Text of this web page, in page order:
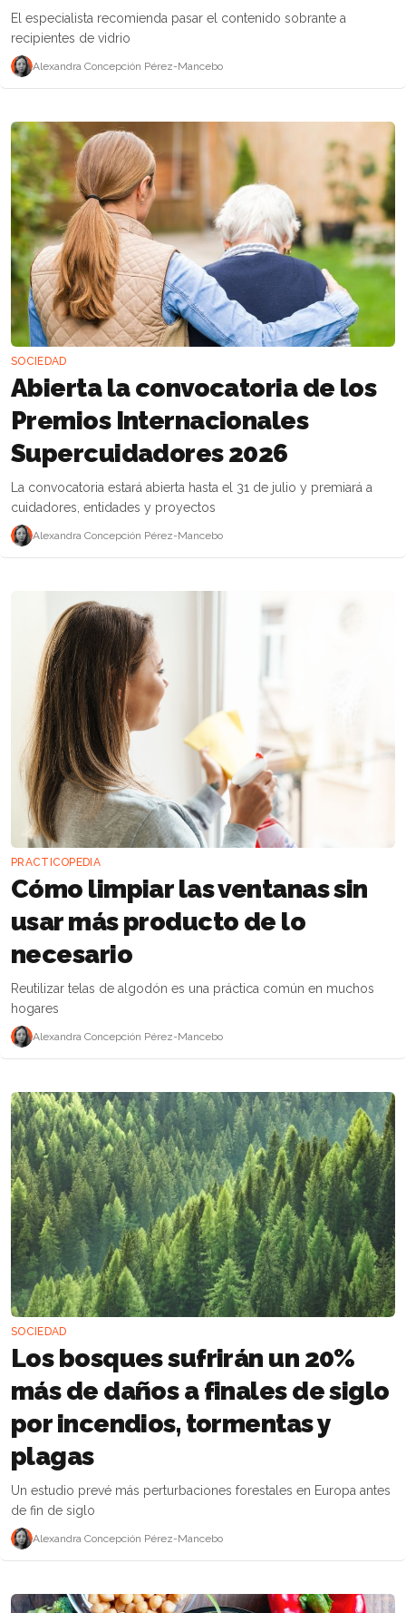
El especialista recomienda pasar el contenido sobrante a
recipientes de vidrio
Alexandra Concepción Pérez-Mancebo
SOCIEDAD
Abierta la convocatoria de los
Premios Internacionales
Supercuidadores 2026
La convocatoria estará abierta hasta el 31 de julio y premiará a
cuidadores, entidades y proyectos
Alexandra Concepción Pérez-Mancebo
PRACTICOPEDIA
Cómo limpiar las ventanas sin
usar más producto de lo
necesario
Reutilizar telas de algodón es una práctica común en muchos
hogares
Alexandra Concepción Pérez-Mancebo
SOCIEDAD
Los bosques sufrirán un 20%
más de daños a finales de siglo
por incendios, tormentas y
plagas
Un estudio prevé más perturbaciones forestales en Europa antes
de fin de siglo
Alexandra Concepción Pérez-Mancebo